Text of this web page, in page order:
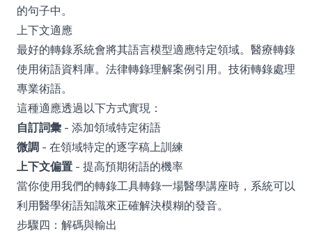
的句子中。
上下文適應
最好的轉錄系統會將其語言模型適應特定領域。醫療轉錄
使用術語資料庫。法律轉錄理解案例引用。技術轉錄處理
專業術語。
這種適應透過以下方式實現：
自訂詞彙 - 添加領域特定術語
微調 - 在領域特定的逐字稿上訓練
上下文偏置 - 提高預期術語的機率
當你使用我們的轉錄工具轉錄一場醫學講座時，系統可以
利用醫學術語知識來正確解決模糊的發音。
步驟四：解碼與輸出